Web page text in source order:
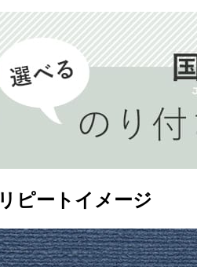
リピートイメージ